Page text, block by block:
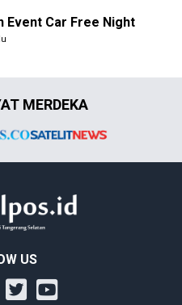
Event Car Free Night
MERDEKA
US